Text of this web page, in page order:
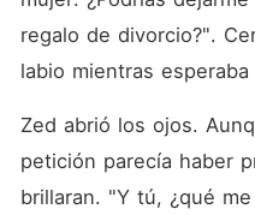
regalo de divorcio?".
labio mientras
Zed abrió los ojos.
petición parecía haber
brillaran. "Y tú, ¿qué